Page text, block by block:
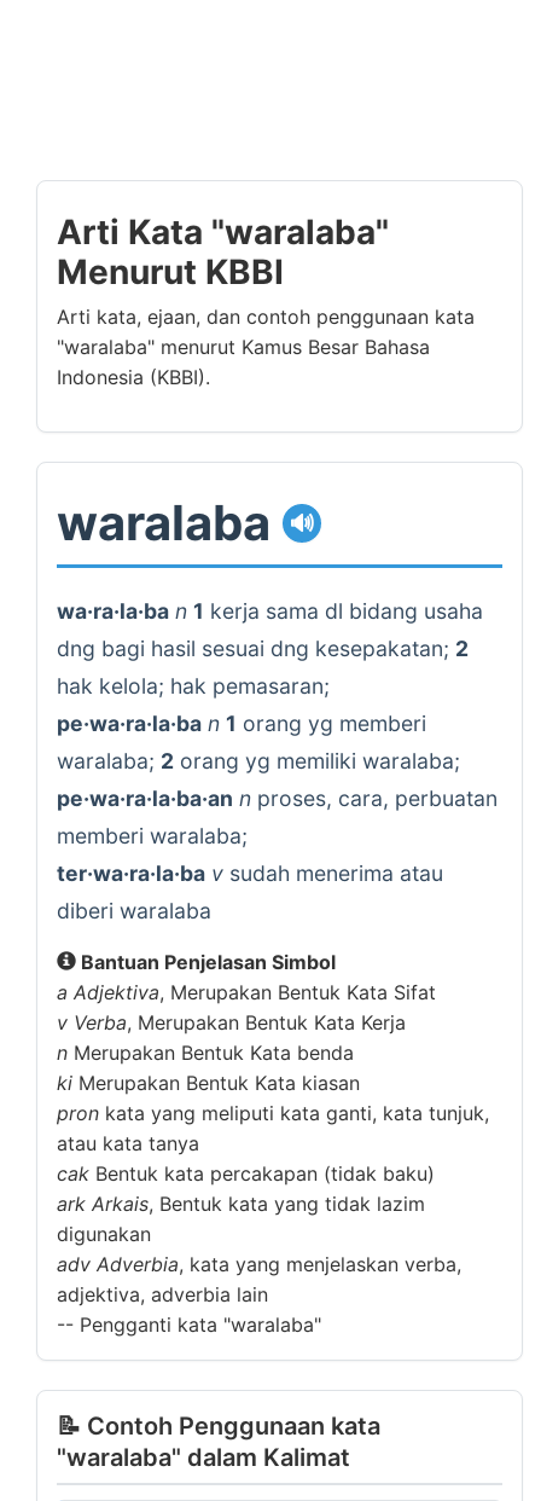
Arti Kata "waralaba"
Menurut KBBI
Arti kata, ejaan, dan contoh penggunaan kata
"waralaba" menurut Kamus Besar Bahasa
Indonesia (KBBI).
waralaba 🔊
wa·ra·la·ba n 1 kerja sama dl bidang usaha
dng bagi hasil sesuai dng kesepakatan; 2
hak kelola; hak pemasaran;
pe·wa·ra·la·ba n 1 orang yg memberi
waralaba; 2 orang yg memiliki waralaba;
pe·wa·ra·la·ba·an n proses, cara, perbuatan
memberi waralaba;
ter·wa·ra·la·ba v sudah menerima atau
diberi waralaba
Bantuan Penjelasan Simbol
a Adjektiva, Merupakan Bentuk Kata Sifat
v Verba, Merupakan Bentuk Kata Kerja
n Merupakan Bentuk Kata benda
ki Merupakan Bentuk Kata kiasan
pron kata yang meliputi kata ganti, kata tunjuk,
atau kata tanya
cak Bentuk kata percakapan (tidak baku)
ark Arkais, Bentuk kata yang tidak lazim
digunakan
adv Adverbia, kata yang menjelaskan verba,
adjektiva, adverbia lain
-- Pengganti kata "waralaba"
📝 Contoh Penggunaan kata
"waralaba" dalam Kalimat